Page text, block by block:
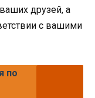
друзей, а
с вашими
по